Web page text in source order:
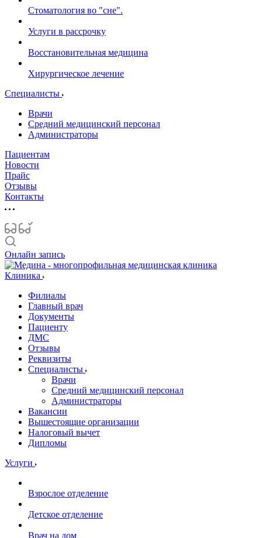
Стоматология во "сне".
Услуги в рассрочку
Восстановительная медицина
Хирургическое лечение
Специалисты
Врачи
Средний медицинский персонал
Администраторы
Пациентам
Новости
Прайс
Отзывы
Контакты
Онлайн запись
Клиника
Филиалы
Главный врач
Документы
Пациенту
ДМС
Отзывы
Реквизиты
Специалисты
Врачи
Средний медицинский персонал
Администраторы
Вакансии
Вышестоящие организации
Налоговый вычет
Дипломы
Услуги
Взрослое отделение
Детское отделение
Врач на дом